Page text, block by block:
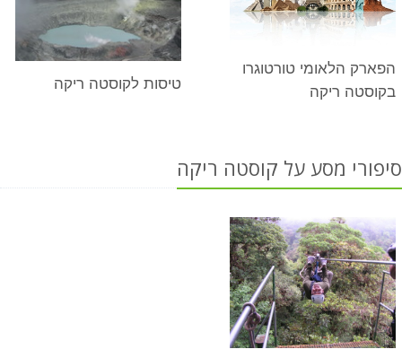
הפארק הלאומי טורטוגרו
בקוסטה ריקה
טיסות לקוסטה ריקה
סיפורי מסע על קוסטה ריקה